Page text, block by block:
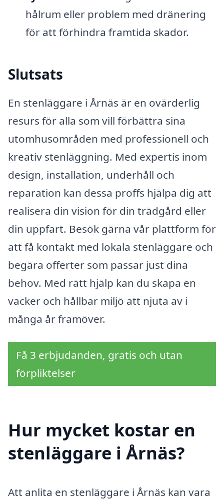
hålrum eller problem med dränering
för att förhindra framtida skador.
Slutsats
En stenläggare i Årnäs är en ovärderlig
resurs för alla som vill förbättra sina
utomhusområden med professionell och
kreativ stenläggning. Med expertis inom
design, installation, underhåll och
reparation kan dessa proffs hjälpa dig att
realisera din vision för din trädgård eller
din uppfart. Besök gärna vår plattform för
att få kontakt med lokala stenläggare och
begära offerter som passar just dina
behov. Med rätt hjälp kan du skapa en
vacker och hållbar miljö att njuta av i
många år framöver.
Få 3 erbjudanden, gratis och utan
förpliktelser
Hur mycket kostar en
stenläggare i Årnäs?
Att anlita en stenläggare i Årnäs kan vara